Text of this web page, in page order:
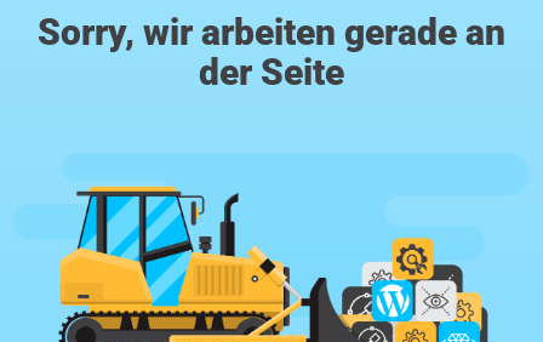
Sorry, wir arbeiten gerade an
der Seite